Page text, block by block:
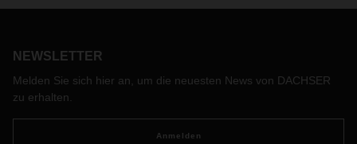
Frankfurt, Madrid, Barcelona und Mumbai sowie im Head
bescheinigte DACHSER die Einhaltung der Vorgaben in
NEWSLETTER
Melden Sie sich hier an, um die neuesten News von DACHSER
zu erhalten.
Anmelden